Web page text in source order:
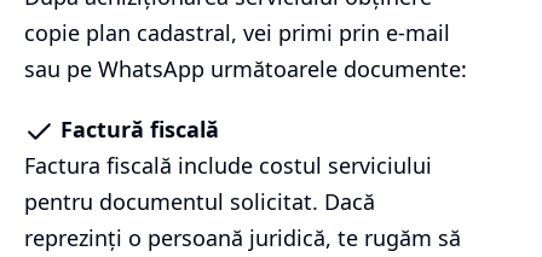
copie plan cadastral, vei primi prin e-mail
sau pe WhatsApp următoarele documente:
Factură fiscală
Factura fiscală include costul serviciului
pentru documentul solicitat. Dacă
reprezinți o persoană juridică, te rugăm să